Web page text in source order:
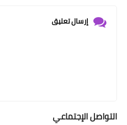
إرسال تعليق
التواصل الإجتماعي